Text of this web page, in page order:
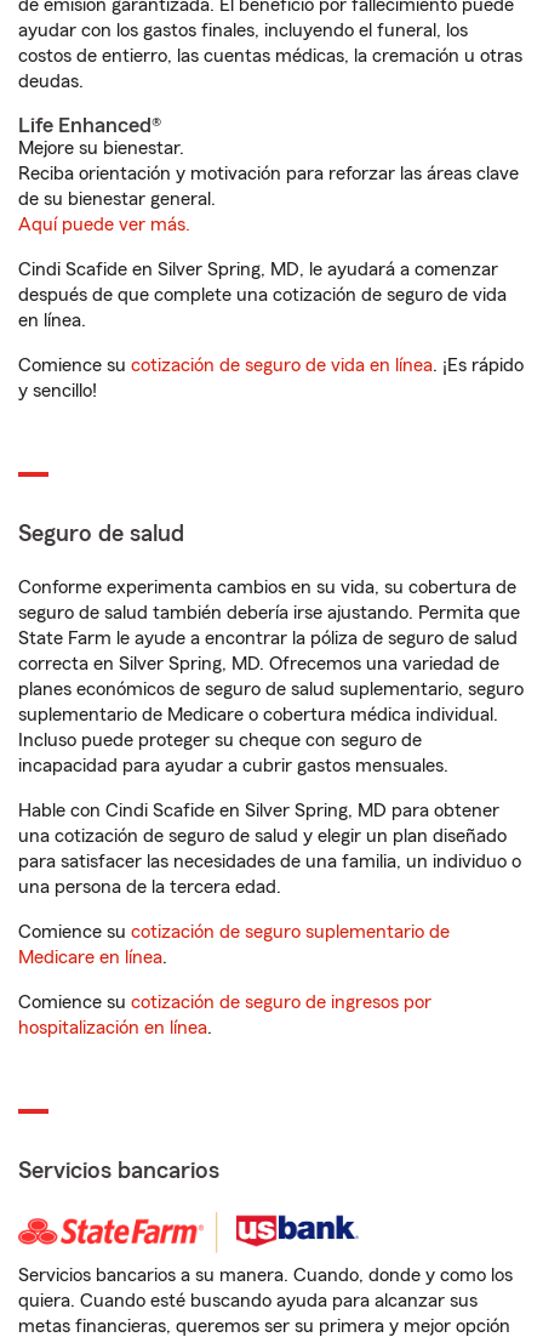
de emisión garantizada. El beneficio por fallecimiento puede
ayudar con los gastos finales, incluyendo el funeral, los
costos de entierro, las cuentas médicas, la cremación u otras
deudas.
Life Enhanced®
Mejore su bienestar.
Reciba orientación y motivación para reforzar las áreas clave
de su bienestar general.
Aquí puede ver más.
Cindi Scafide en Silver Spring, MD, le ayudará a comenzar
después de que complete una cotización de seguro de vida
en línea.
Comience su cotización de seguro de vida en línea. ¡Es rápido
y sencillo!
Seguro de salud
Conforme experimenta cambios en su vida, su cobertura de
seguro de salud también debería irse ajustando. Permita que
State Farm le ayude a encontrar la póliza de seguro de salud
correcta en Silver Spring, MD. Ofrecemos una variedad de
planes económicos de seguro de salud suplementario, seguro
suplementario de Medicare o cobertura médica individual.
Incluso puede proteger su cheque con seguro de
incapacidad para ayudar a cubrir gastos mensuales.
Hable con Cindi Scafide en Silver Spring, MD para obtener
una cotización de seguro de salud y elegir un plan diseñado
para satisfacer las necesidades de una familia, un individuo o
una persona de la tercera edad.
Comience su cotización de seguro suplementario de
Medicare en línea.
Comience su cotización de seguro de ingresos por
hospitalización en línea.
Servicios bancarios
Servicios bancarios a su manera. Cuando, donde y como los
quiera. Cuando esté buscando ayuda para alcanzar sus
metas financieras, queremos ser su primera y mejor opción